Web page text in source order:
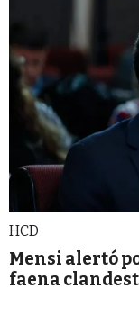
HCD
Mensi alertó
faena